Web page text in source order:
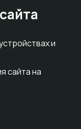
и
сайта на